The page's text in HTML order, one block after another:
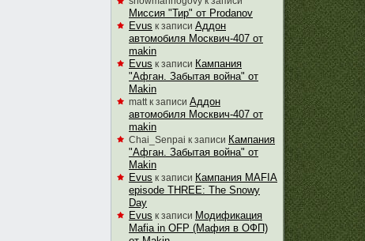
Миссия "Тир" от Prodanov
Evus к записи Аддон
автомобиля Москвич-407 от
makin
Evus к записи Кампания
"Афган. Забытая война" от
Makin
mattк записи Аддон
автомобиля Москвич-407 от
makin
Chai_Senpai к записи Кампания
"Афган. Забытая война" от
Makin
Evus к записи Кампания MAFIA
episode THREE: The Snowy
Day
Evus к записи Модификация
Mafia in OFP (Мафия в ОФП)